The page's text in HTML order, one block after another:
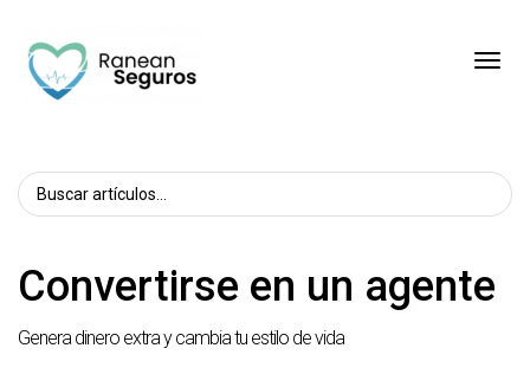
Convertirse en un agente
Genera dinero extra y cambia tu estilo de vida